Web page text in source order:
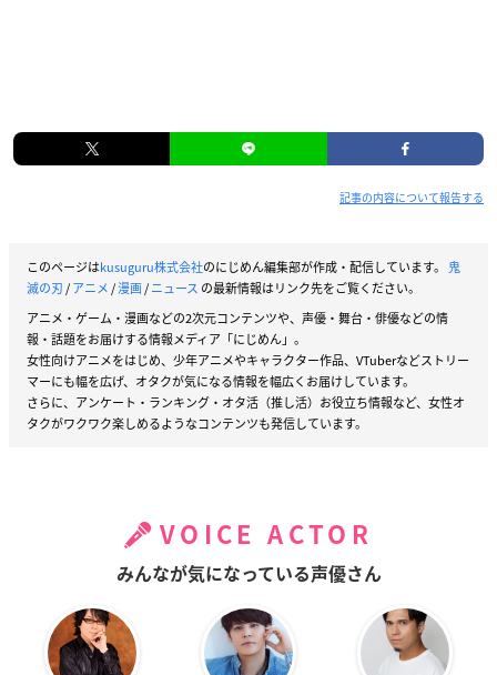
記事の内容について報告する
このページはkusuguru株式会社のにじめん編集部が作成・配信しています。 鬼
滅の刃/アニメ/漫画/ニュース の最新情報はリンク先をご覧ください。
アニメ・ゲーム・漫画などの2次元コンテンツや、声優・舞台・俳優などの情
報・話題をお届けする情報メディア「にじめん」。
女性向けアニメをはじめ、少年アニメやキャラクター作品、VTuberなどストリー
マーにも幅を広げ、オタクが気になる情報を幅広くお届けしています。
さらに、アンケート・ランキング・オタ活（推し活）お役立ち情報など、女性オ
タクがワクワク楽しめるようなコンテンツも発信しています。
VOICE ACTOR
みんなが気になっている声優さん